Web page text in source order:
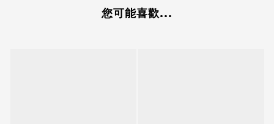
您可能喜歡...